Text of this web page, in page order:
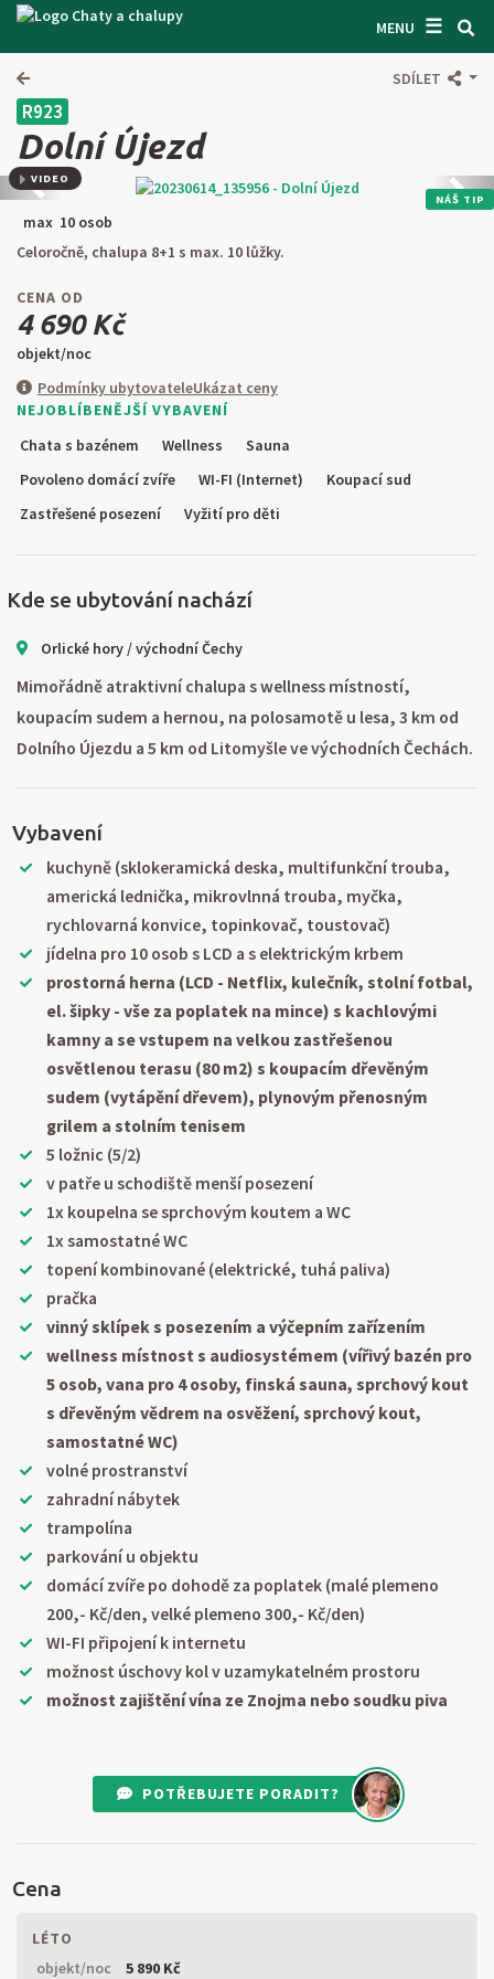
MENU ☰
VYHLEDÁVAČ CHAT
INFORMACE
O NÁS
KONTAKTY
VSTUP PRO MAJITELE
HLEDAT NA WEBU
CZ SK EN
PL
SDÍLET
R923
Dolní Újezd
Předchozí Další
NÁŠ TIP
VIDEO
max 10 osob
Celoročně, chalupa 8+1 s max. 10 lůžky.
CENA OD
4 690 Kč
objekt/noc
Podmínky ubytovateleUkázat ceny
NEJOBLÍBENĚJŠÍ VYBAVENÍ
Chata s bazénem
Wellness
Sauna
Povoleno domácí zvíře
WI-FI (Internet)
Koupací sud
Zastřešené posezení
Vyžití pro děti
Kde se ubytování nachází
Orlické hory / východní Čechy
Mimořádně atraktivní chalupa s wellness místností,
koupacím sudem a hernou, na polosamotě u lesa, 3 km od
Dolního Újezdu a 5 km od Litomyšle ve východních Čechách.
Vybavení
kuchyně (sklokeramická deska, multifunkční trouba,
americká lednička, mikrovlnná trouba, myčka,
rychlovarná konvice, topinkovač, toustovač)
jídelna pro 10 osob s LCD a s elektrickým krbem
prostorná herna (LCD - Netflix, kulečník, stolní fotbal,
el. šipky - vše za poplatek na mince) s kachlovými
kamny a se vstupem na velkou zastřešenou
osvětlenou terasu (80 m2) s koupacím dřevěným
sudem (vytápění dřevem), plynovým přenosným
grilem a stolním tenisem
5 ložnic (5/2)
v patře u schodiště menší posezení
1x koupelna se sprchovým koutem a WC
1x samostatné WC
topení kombinované (elektrické, tuhá paliva)
pračka
vinný sklípek s posezením a výčepním zařízením
wellness místnost s audiosystémem (vířivý bazén pro
5 osob, vana pro 4 osoby, finská sauna, sprchový kout
s dřevěným vědrem na osvěžení, sprchový kout,
samostatné WC)
volné prostranství
zahradní nábytek
trampolína
parkování u objektu
domácí zvíře po dohodě za poplatek (malé plemeno
200,- Kč/den, velké plemeno 300,- Kč/den)
WI-FI připojení k internetu
možnost úschovy kol v uzamykatelném prostoru
možnost zajištění vína ze Znojma nebo soudku piva
POTŘEBUJETE PORADIT?
Cena
LÉTO
objekt/noc
5 890 Kč